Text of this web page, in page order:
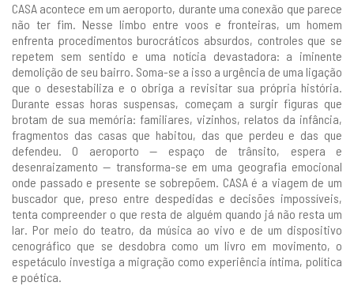
CASA acontece em um aeroporto, durante uma conexão que parece
não ter fim. Nesse limbo entre voos e fronteiras, um homem
enfrenta procedimentos burocráticos absurdos, controles que se
repetem sem sentido e uma notícia devastadora: a iminente
demolição de seu bairro. Soma-se a isso a urgência de uma ligação
que o desestabiliza e o obriga a revisitar sua própria história.
Durante essas horas suspensas, começam a surgir figuras que
brotam de sua memória: familiares, vizinhos, relatos da infância,
fragmentos das casas que habitou, das que perdeu e das que
defendeu. O aeroporto — espaço de trânsito, espera e
desenraizamento — transforma-se em uma geografia emocional
onde passado e presente se sobrepõem. CASA é a viagem de um
buscador que, preso entre despedidas e decisões impossíveis,
tenta compreender o que resta de alguém quando já não resta um
lar. Por meio do teatro, da música ao vivo e de um dispositivo
cenográfico que se desdobra como um livro em movimento, o
espetáculo investiga a migração como experiência íntima, política
e poética.